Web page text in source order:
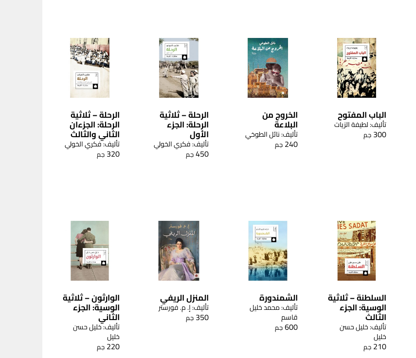
الباب المفتوح
تأليف: لطيفة الزيات
300 جم
الخروج من
البلاعة
تأليف: نائل الطوخي
240 جم
الرحلة – ثلاثية
الرحلة: الجزء
الأول
تأليف: فكري الخولي
450جم
الرحلة – ثلاثية
الرحلة: الجزءان
الثاني والثالث
تأليف: فكري الخولي
320 جم
السلطنة – ثلاثية
الوسية: الجزء
الثالث
تأليف: خليل حسن
خليل
210 جم
الشمندورة
تأليف: محمد خليل
قاسم
600جم
المنزل الريفي
تأليف: إ. م. فورستر
350 جم
الوارثون – ثلاثية
الوسية: الجزء
الثاني
تأليف: خليل حسن
خليل
220 جم